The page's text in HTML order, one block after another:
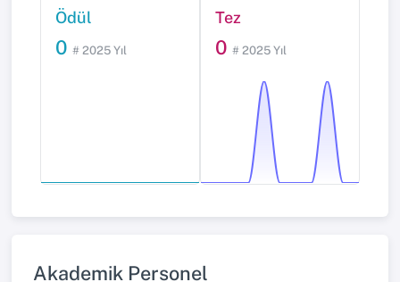
Ödül
0 # 2025 Yıl
Tez
0 # 2025 Yıl
Akademik Personel